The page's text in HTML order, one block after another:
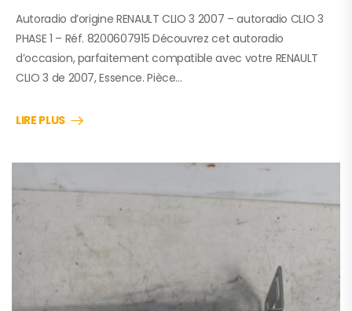
Autoradio d’origine RENAULT CLIO 3 2007 – autoradio CLIO 3
PHASE 1 – Réf. 8200607915 Découvrez cet autoradio
d’occasion, parfaitement compatible avec votre RENAULT
CLIO 3 de 2007, Essence. Pièce…
LIRE PLUS